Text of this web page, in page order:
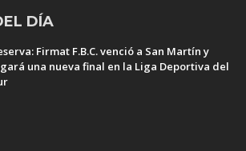
DÍA
Firmat F.B.C. venció a San Martín y
una nueva final en la Liga Deportiva del